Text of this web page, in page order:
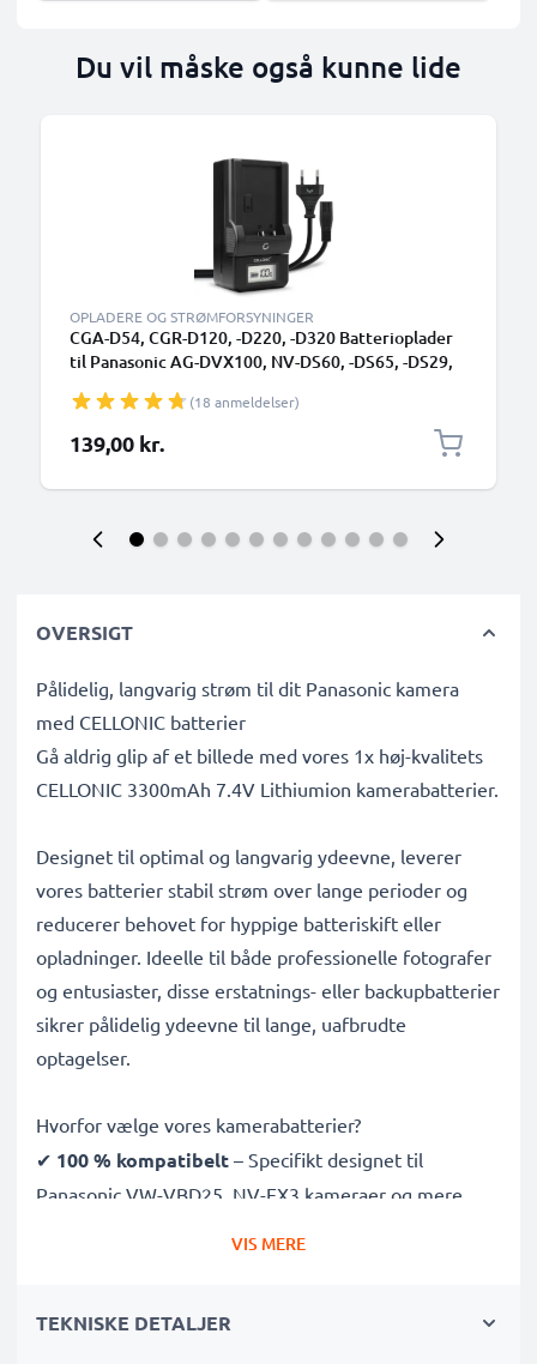
Du vil måske også kunne lide
OPLADERE OG STRØMFORSYNINGER
CGA-D54, CGR-D120, -D220, -D320 Batterioplader
til Panasonic AG-DVX100, NV-DS60, -DS65, -DS29,
CELLONIC
(18 anmeldelser)
139,00 kr.
OVERSIGT
Pålidelig, langvarig strøm til dit Panasonic kamera
med CELLONIC batterier
Gå aldrig glip af et billede med vores 1x høj-kvalitets
CELLONIC 3300mAh 7.4V Lithiumion kamerabatterier.
Designet til optimal og langvarig ydeevne, leverer
vores batterier stabil strøm over lange perioder og
reducerer behovet for hyppige batteriskift eller
opladninger. Ideelle til både professionelle fotografer
og entusiaster, disse erstatnings- eller backupbatterier
sikrer pålidelig ydeevne til lange, uafbrudte
optagelser.
Hvorfor vælge vores kamerabatterier?
✔ 100 % kompatibelt – Specifikt designet til
Panasonic VW-VBD25, NV-EX3 kameraer og mere.
opladninger
VIS MERE
TEKNISKE DETALJER